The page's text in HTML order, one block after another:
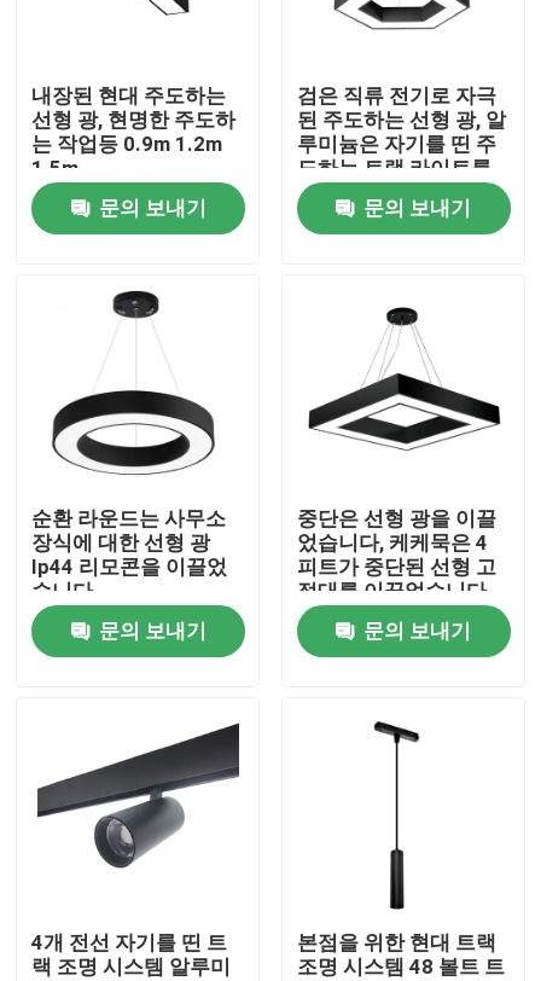
우리에 대하여
공장 여행
품질 관리
연락주세요
서피스는 주도하는 프로필을 탑재했습니다
플라스터 보드는 프로필을 이끌었습니다
내장된 현대 주도하는
선형 광, 현명한 주도하
는 작업등 0.9m 1.2m
1.5m
문의 보내기
검은 직류 전기로 자극
된 주도하는 선형 광, 알
루미늄은 자기를 띤 주
도하는 트랙 라이트를
휴회를 명했습니다
문의 보내기
순환 라운드는 사무소
장식에 대한 선형 광
Ip44 리모콘을 이끌었
습니다
문의 보내기
중단은 선형 광을 이끌
었습니다, 케케묵은 4
피트가 중단된 선형 고
정대를 이끌었습니다
문의 보내기
4개 전선 자기를 띤 트
랙 조명 시스템 알루미
본점을 위한 현대 트랙
조명 시스템 48 볼트 트